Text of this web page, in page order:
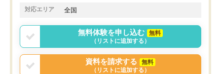
対応エリア 全国
無料体験を申し込む
無料
（リストに追加する）
資料を請求する
無料
（リストに追加する）